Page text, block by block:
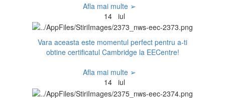
Afla mai multe ➢
14 iul
Vara aceasta este momentul perfect pentru a-ti
obtine certificatul Cambridge la EECentre!
Afla mai multe ➢
14 iul